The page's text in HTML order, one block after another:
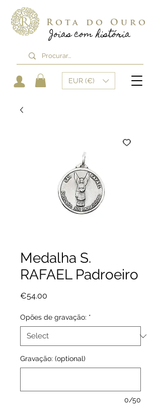
Joias com história
Rota do Ouro
EUR (€)
Medalha S.
RAFAEL Padroeiro
€54.00
Opões de gravação: *
Gravação: (optional)
0/50